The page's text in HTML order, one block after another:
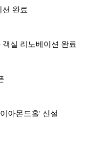
완료
실 리노베이션 완료
아몬드홀' 신설